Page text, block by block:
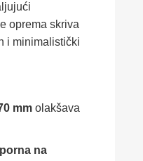
oprema skriva
i minimalistički
mm olakšava
na